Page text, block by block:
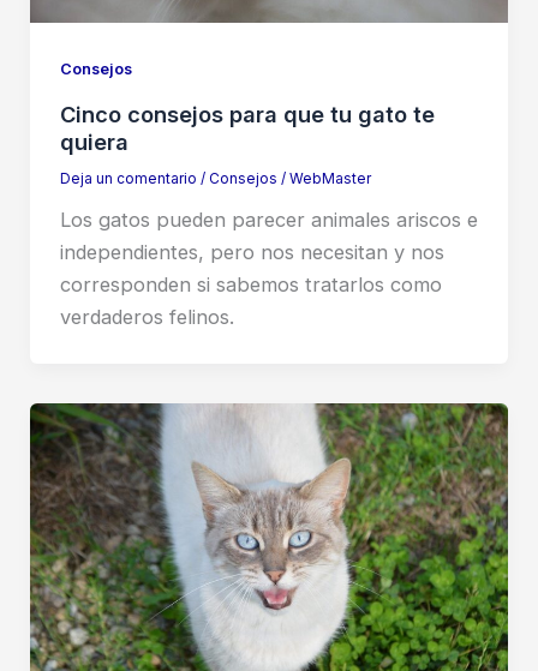
Consejos
Cinco consejos para que tu gato te
quiera
Deja un comentario / Consejos / WebMaster
Los gatos pueden parecer animales ariscos e
independientes, pero nos necesitan y nos
corresponden si sabemos tratarlos como
verdaderos felinos.